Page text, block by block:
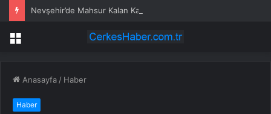
Nevşehir’de Mahsur Kalan Kadın Kurtarıldı
Menü
Anasayfa / Haber
Haber